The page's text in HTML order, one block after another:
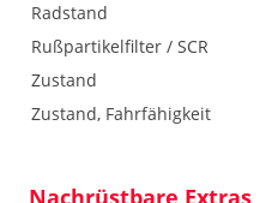
Radstand
Rußpartikelfilter / SCR
Zustand
Zustand, Fahrfähigkeit
Nachrüstbare Extras